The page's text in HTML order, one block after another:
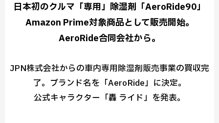
日本初のクルマ「専用」除湿剤「AeroRide90」
Amazon Prime対象商品として販売開始。
AeroRide合同会社から。
JPN株式会社からの車内専用除湿剤販売事業の買収完
了。ブランド名を「AeroRide」に決定。
公式キャラクター「轟 ライド」を発表。